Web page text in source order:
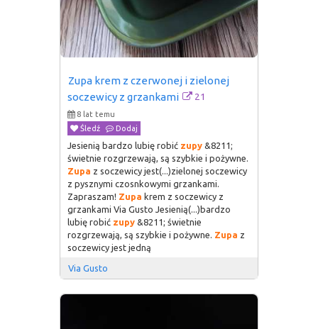
Zupa krem z czerwonej i zielonej
soczewicy z grzankami
21
8 lat temu
Śledź
Dodaj
Jesienią bardzo lubię robić zupy &8211;
świetnie rozgrzewają, są szybkie i pożywne.
Zupa z soczewicy jest(...)zielonej soczewicy
z pysznymi czosnkowymi grzankami.
Zapraszam! Zupa krem z soczewicy z
grzankami Via Gusto Jesienią(...)bardzo
lubię robić zupy &8211; świetnie
rozgrzewają, są szybkie i pożywne. Zupa z
soczewicy jest jedną
Via Gusto